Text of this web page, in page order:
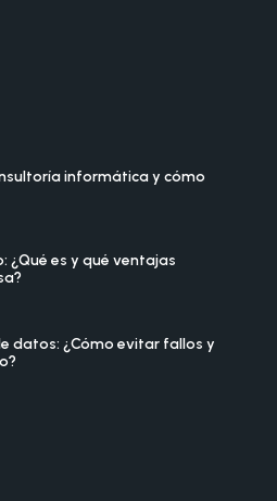
informática y cómo
¿Qué es y qué ventajas
datos: ¿Cómo evitar fallos y